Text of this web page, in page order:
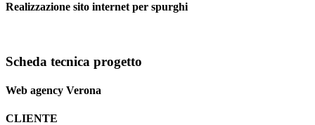
Realizzazione sito internet per spurghi
Scheda tecnica progetto
Web agency Verona
CLIENTE